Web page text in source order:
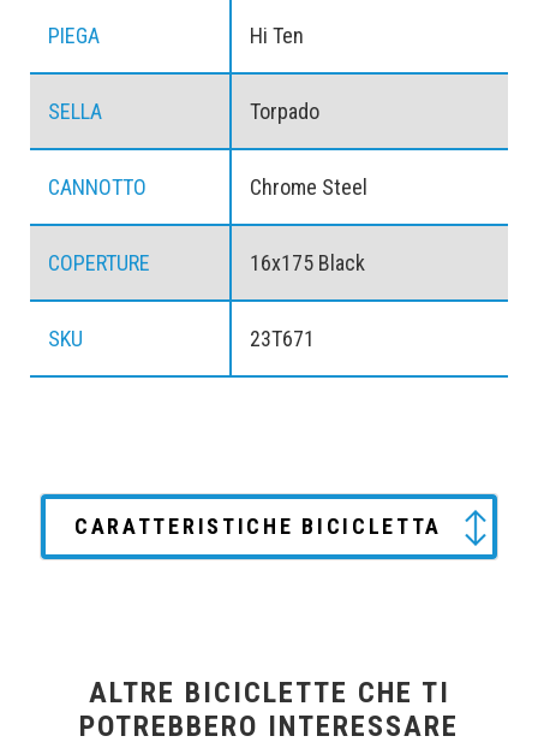
PIEGA Hi Ten
SELLA Torpado
CANNOTTO Chrome Steel
COPERTURE 16x175 Black
SKU 23T671
CARATTERISTICHE BICICLETTA
ALTRE BICICLETTE CHE TI
POTREBBERO INTERESSARE